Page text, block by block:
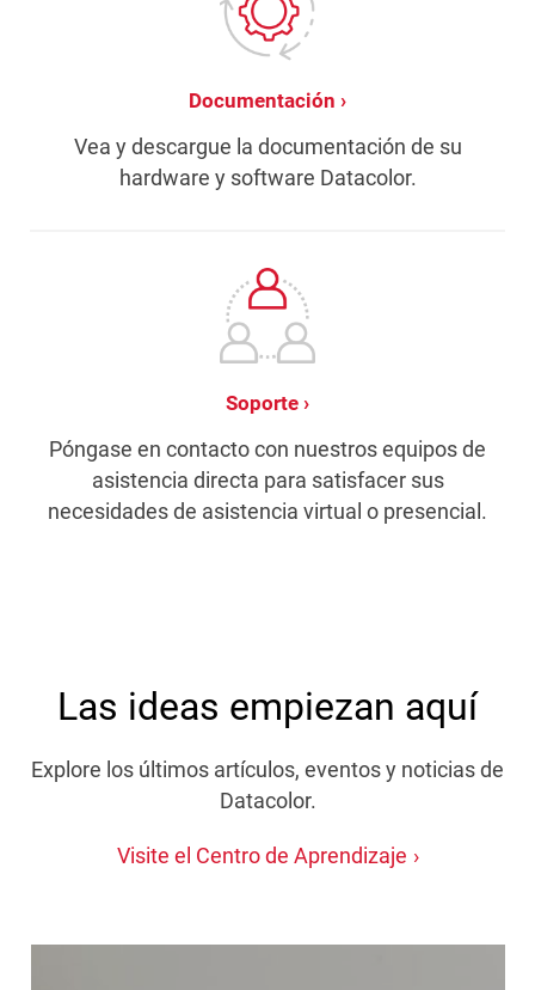
Documentación
Vea y descargue la documentación de su
hardware y software Datacolor.
Soporte
Póngase en contacto con nuestros equipos de
asistencia directa para satisfacer sus
necesidades de asistencia virtual o presencial.
Las ideas empiezan aquí
Explore los últimos artículos, eventos y noticias de
Datacolor.
Visite el Centro de Aprendizaje